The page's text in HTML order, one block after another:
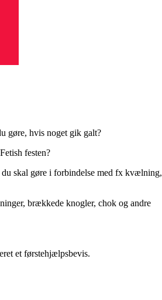
gøre, hvis noget gik galt?
festen?
skal gøre i forbindelse med fx kvælning,
brækkede knogler, chok og andre
et førstehjælpsbevis.